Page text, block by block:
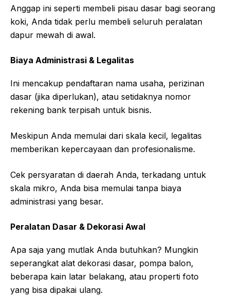
Anggap ini seperti membeli pisau dasar bagi seorang
koki, Anda tidak perlu membeli seluruh peralatan
dapur mewah di awal.
Biaya Administrasi & Legalitas
Ini mencakup pendaftaran nama usaha, perizinan
dasar (jika diperlukan), atau setidaknya nomor
rekening bank terpisah untuk bisnis.
Meskipun Anda memulai dari skala kecil, legalitas
memberikan kepercayaan dan profesionalisme.
Cek persyaratan di daerah Anda, terkadang untuk
skala mikro, Anda bisa memulai tanpa biaya
administrasi yang besar.
Peralatan Dasar & Dekorasi Awal
Apa saja yang mutlak Anda butuhkan? Mungkin
seperangkat alat dekorasi dasar, pompa balon,
beberapa kain latar belakang, atau properti foto
yang bisa dipakai ulang.